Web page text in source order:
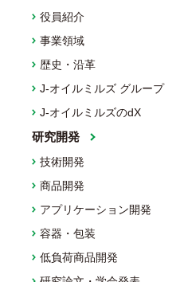
役員紹介
事業領域
歴史・沿革
J-オイルミルズ グループ
J-オイルミルズのdX
研究開発
技術開発
商品開発
アプリケーション開発
容器・包装
低負荷商品開発